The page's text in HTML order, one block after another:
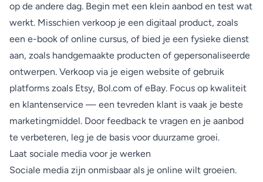
op de andere dag. Begin met een klein aanbod en test wat
werkt. Misschien verkoop je een digitaal product, zoals
een e-book of online cursus, of bied je een fysieke dienst
aan, zoals handgemaakte producten of gepersonaliseerde
ontwerpen. Verkoop via je eigen website of gebruik
platforms zoals Etsy, Bol.com of eBay. Focus op kwaliteit
en klantenservice — een tevreden klant is vaak je beste
marketingmiddel. Door feedback te vragen en je aanbod
te verbeteren, leg je de basis voor duurzame groei.
Laat sociale media voor je werken
Sociale media zijn onmisbaar als je online wilt groeien.